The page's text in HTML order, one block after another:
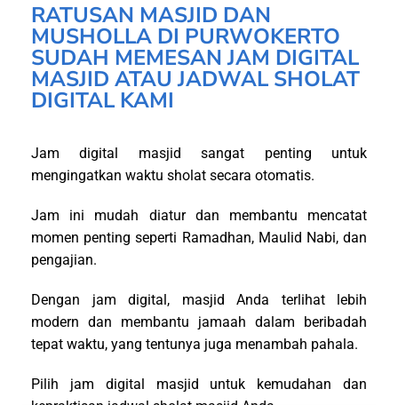
RATUSAN MASJID DAN
MUSHOLLA DI PURWOKERTO
SUDAH MEMESAN JAM DIGITAL
MASJID ATAU JADWAL SHOLAT
DIGITAL KAMI
Jam digital masjid sangat penting untuk
mengingatkan waktu sholat secara otomatis.
Jam ini mudah diatur dan membantu mencatat
momen penting seperti Ramadhan, Maulid Nabi, dan
pengajian.
Dengan jam digital, masjid Anda terlihat lebih
modern dan membantu jamaah dalam beribadah
tepat waktu, yang tentunya juga menambah pahala.
Pilih jam digital masjid untuk kemudahan dan